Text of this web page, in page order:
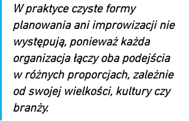
W praktyce czyste formy
planowania ani improwizacji nie
występują, ponieważ każda
organizacja łączy oba podejścia
w różnych proporcjach, zależnie
od swojej wielkości, kultury czy
branży.